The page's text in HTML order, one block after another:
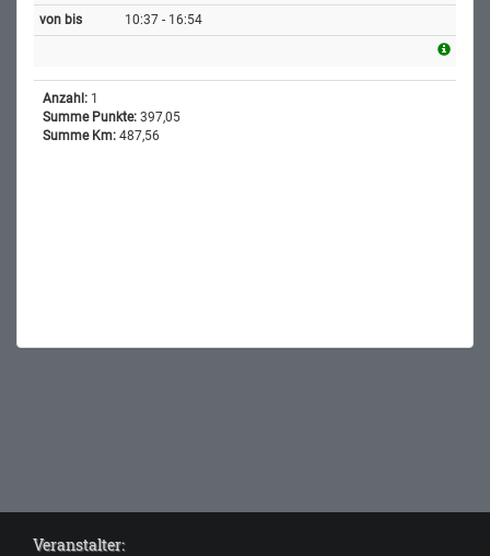
10:37 - 16:54
Anzahl: 1
Summe Punkte: 397,05
Summe Km: 487,56
Veranstalter: